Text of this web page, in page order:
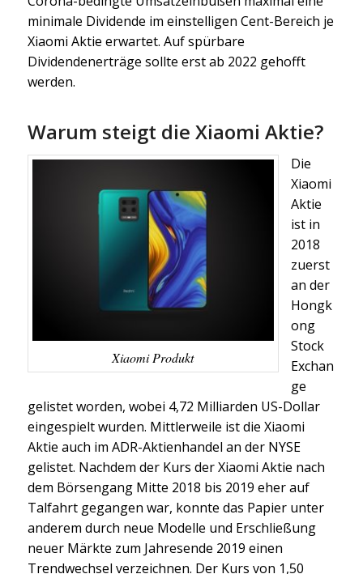
minimale Dividende im einstelligen Cent-Bereich je
Xiaomi Aktie erwartet. Auf spürbare
Dividendenerträge sollte erst ab 2022 gehofft
werden.
Warum steigt die Xiaomi Aktie?
Xiaomi Produkt
Die
Xiaomi
Aktie
ist in
2018
zuerst
an der
Hongk
ong
Stock
Exchan
ge
gelistet worden, wobei 4,72 Milliarden US-Dollar
eingespielt wurden. Mittlerweile ist die Xiaomi
Aktie auch im ADR-Aktienhandel an der NYSE
gelistet. Nachdem der Kurs der Xiaomi Aktie nach
dem Börsengang Mitte 2018 bis 2019 eher auf
Talfahrt gegangen war, konnte das Papier unter
anderem durch neue Modelle und Erschließung
neuer Märkte zum Jahresende 2019 einen
Trendwechsel verzeichnen. Der Kurs von 1,50